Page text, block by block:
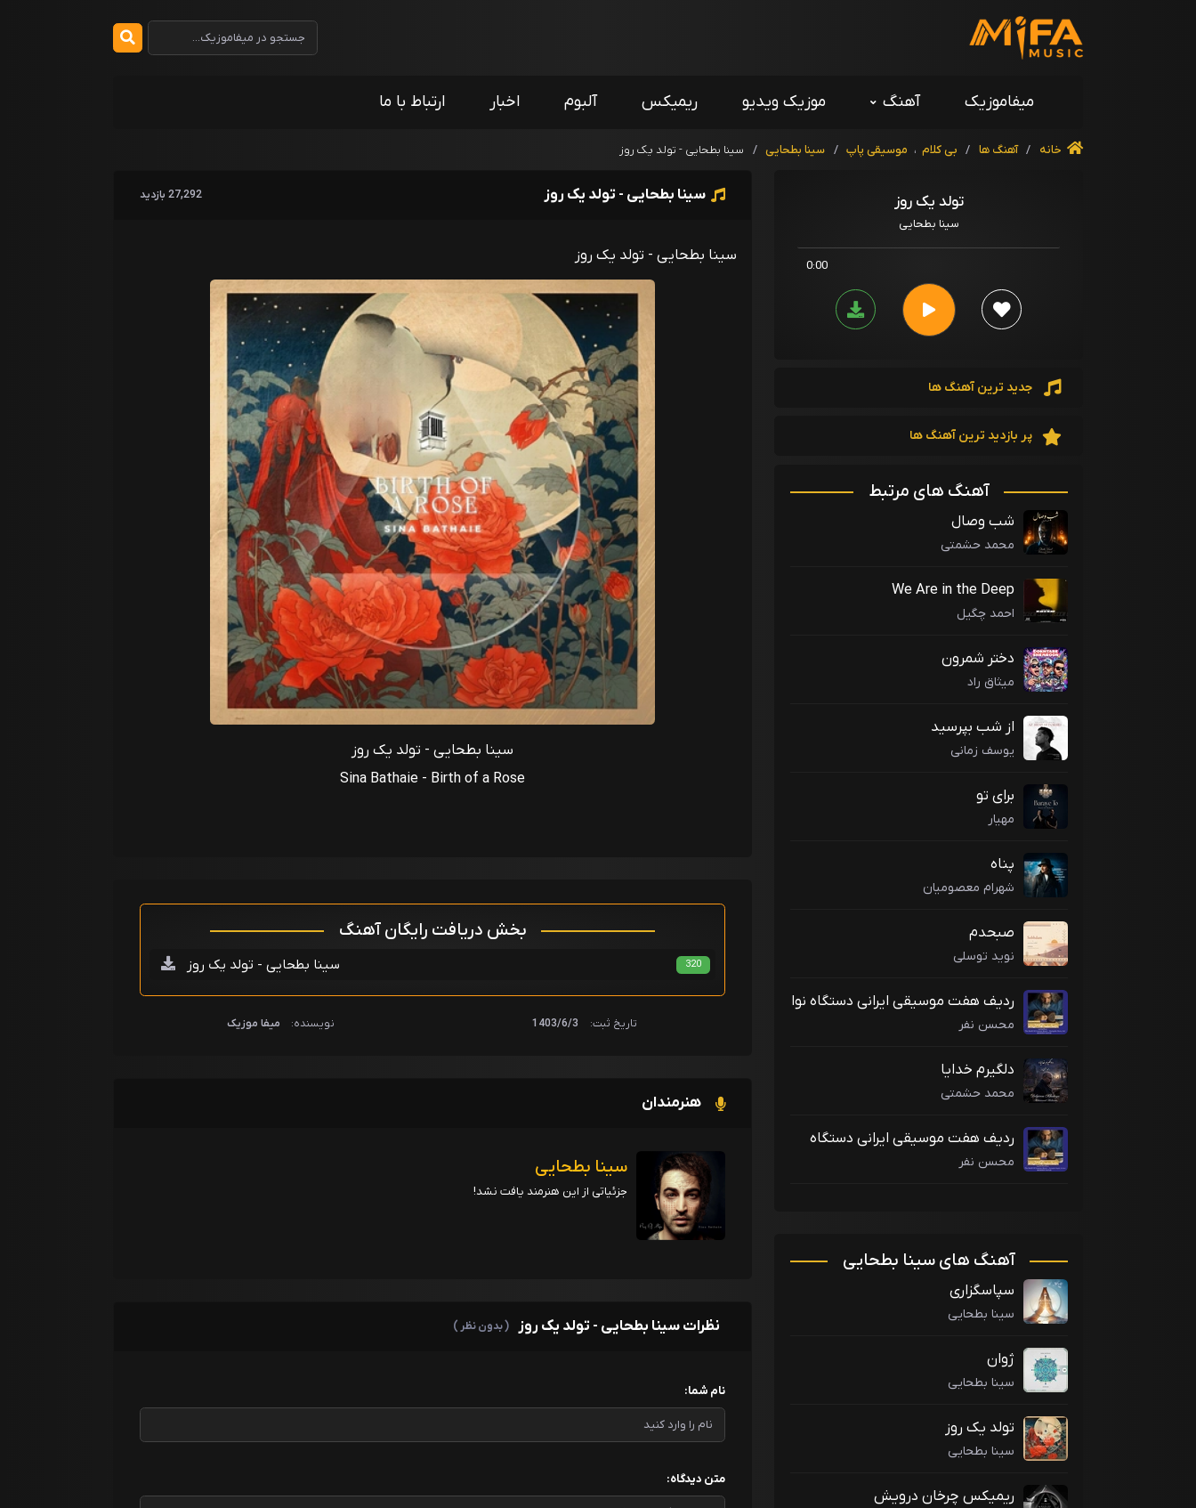
میفاموزیک آهنگ موزیک ویدیو ریمیکس آلبوم اخبار ارتباط با ما
خانه / آهنگ ها / بی کلام ، موسیقی پاپ / سینا بطحایی / سینا بطحایی - تولد یک روز
تولد یک روز
سینا بطحایی
0:00
جدید ترین آهنگ ها
پر بازدید ترین آهنگ ها
آهنگ های مرتبط
شب وصال
محمد حشمتی
We Are in the Deep
احمد چگیل
دختر شمرون
میثاق راد
از شب بپرسید
یوسف زمانی
برای تو
مهیار
پناه
شهرام معصومیان
صبحدم
نوید توسلی
ردیف هفت موسیقی ایرانی دستگاه نوا
سل
محسن نفر
دلگیرم خدایا
محمد حشمتی
ردیف هفت موسیقی ایرانی دستگاه
سه گاه فا ،سری
محسن نفر
آهنگ های سینا بطحایی
سپاسگزاری
سینا بطحایی
ژوان
سینا بطحایی
تولد یک روز
سینا بطحایی
ریمیکس چرخان درویش
سینا بطحایی - تولد یک روز 27,292 بازدید
سینا بطحایی - تولد یک روز
سینا بطحایی - تولد یک روز
Sina Bathaie - Birth of a Rose
بخش دریافت رایگان آهنگ
سینا بطحایی - تولد یک روز 320
تاریخ ثبت: 1403/6/3 نویسنده: میفا موزیک
هنرمندان
سینا بطحایی
جزئیاتی از این هنرمند یافت نشد!
نظرات سینا بطحایی - تولد یک روز ( بدون نظر )
نام شما:
متن دیدگاه: